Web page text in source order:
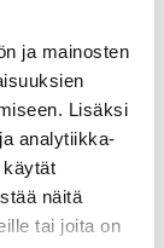
ja mainosten
Lisäksi
analytiikka-
käytät
näitä
tai joita on
2024